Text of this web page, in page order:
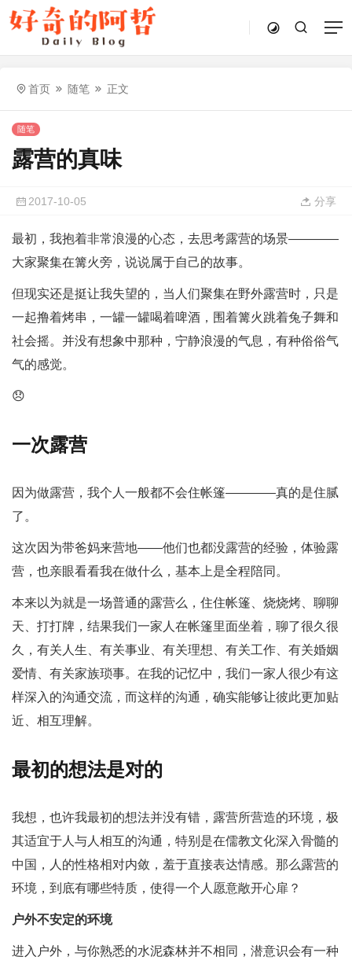
首页 随笔 正文
随笔
露营的真味
2017-10-05 分享
最初，我抱着非常浪漫的心态，去思考露营的场景————
大家聚集在篝火旁，说说属于自己的故事。
但现实还是挺让我失望的，当人们聚集在野外露营时，只是
一起撸着烤串，一罐一罐喝着啤酒，围着篝火跳着兔子舞和
社会摇。并没有想象中那种，宁静浪漫的气息，有种俗俗气
气的感觉。
😞
一次露营
因为做露营，我个人一般都不会住帐篷————真的是住腻
了。
这次因为带爸妈来营地——他们也都没露营的经验，体验露
营，也亲眼看看我在做什么，基本上是全程陪同。
本来以为就是一场普通的露营么，住住帐篷、烧烧烤、聊聊
天、打打牌，结果我们一家人在帐篷里面坐着，聊了很久很
久，有关人生、有关事业、有关理想、有关工作、有关婚姻
爱情、有关家族琐事。在我的记忆中，我们一家人很少有这
样深入的沟通交流，而这样的沟通，确实能够让彼此更加贴
近、相互理解。
最初的想法是对的
我想，也许我最初的想法并没有错，露营所营造的环境，极
其适宜于人与人相互的沟通，特别是在儒教文化深入骨髓的
中国，人的性格相对内敛，羞于直接表达情感。那么露营的
环境，到底有哪些特质，使得一个人愿意敞开心扉？
户外不安定的环境
进入户外，与你熟悉的水泥森林并不相同，潜意识会有一种